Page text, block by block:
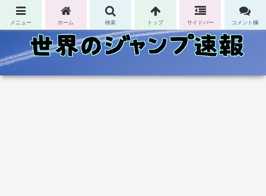
コンテンツへスキップ
メニュー ホーム 検索 トップ サイドバー コメント欄